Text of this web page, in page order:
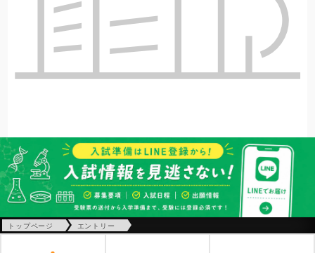
トップページ エントリー